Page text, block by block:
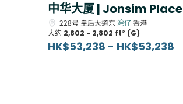
中华大厦 | Jonsim Place
228号 皇后大道东 湾仔香港
大约 2,802 - 2,802 ft² (G)
HK$53,238 - HK$53,238